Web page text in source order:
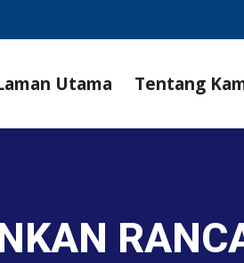
Utama Tentang